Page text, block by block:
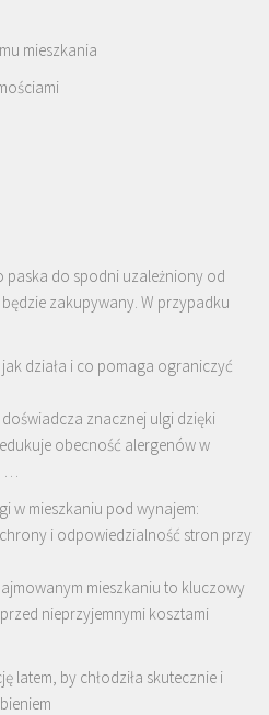
mieszkania
do spodni uzależniony od
zakupywany. W przypadku
działa i co pomaga ograniczyć
znacznej ulgi dzięki
obecność alergenów w
w mieszkaniu pod wynajem:
i odpowiedzialność stron przy
mieszkaniu to kluczowy
nieprzyjemnymi kosztami
latem, by chłodziła skutecznie i